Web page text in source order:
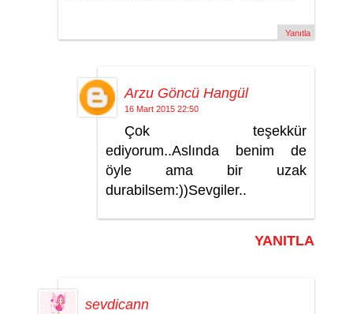
Yanıtla
Arzu Göncü Hangül
16 Mart 2015 22:50
Çok teşekkür
ediyorum..Aslında benim de
öyle ama bir uzak
durabilsem:))Sevgiler..
YANITLA
sevdicann